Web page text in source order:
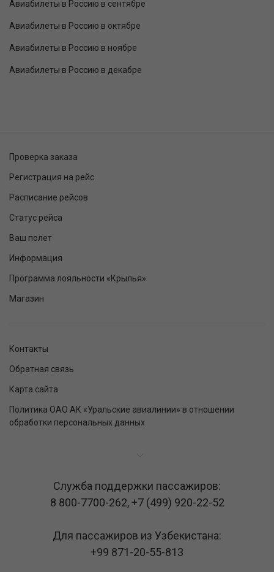
Авиабилеты в Россию в сентябре
Авиабилеты в Россию в октябре
Авиабилеты в Россию в ноябре
Авиабилеты в Россию в декабре
Проверка заказа
Регистрация на рейс
Расписание рейсов
Статус рейса
Ваш полет
Информация
Программа лояльности «Крылья»
Магазин
Контакты
Обратная связь
Карта сайта
Политика ОАО АК «Уральские авиалинии» в отношении
обработки персональных данных
Служба поддержки пассажиров:
8 800-7700-262,+7 (499) 920-22-52
Для пассажиров из Узбекистана:
+99 871-20-55-813